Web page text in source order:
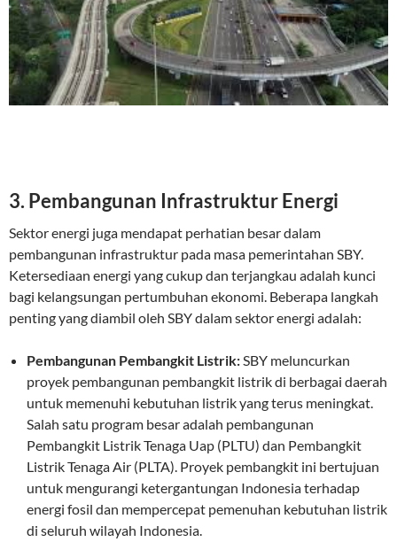
3. Pembangunan Infrastruktur Energi
Sektor energi juga mendapat perhatian besar dalam
pembangunan infrastruktur pada masa pemerintahan SBY.
Ketersediaan energi yang cukup dan terjangkau adalah kunci
bagi kelangsungan pertumbuhan ekonomi. Beberapa langkah
penting yang diambil oleh SBY dalam sektor energi adalah:
Pembangunan Pembangkit Listrik:SBY meluncurkan
proyek pembangunan pembangkit listrik di berbagai daerah
untuk memenuhi kebutuhan listrik yang terus meningkat.
Salah satu program besar adalah pembangunan
Pembangkit Listrik Tenaga Uap (PLTU) dan Pembangkit
Listrik Tenaga Air (PLTA). Proyek pembangkit ini bertujuan
untuk mengurangi ketergantungan Indonesia terhadap
energi fosil dan mempercepat pemenuhan kebutuhan listrik
di seluruh wilayah Indonesia.